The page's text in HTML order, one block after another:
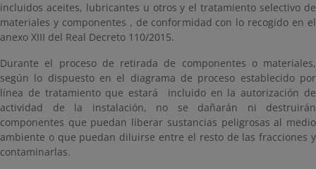
incluidos aceites, lubricantes u otros y el tratamiento selectivo de
materiales y componentes , de conformidad con lo recogido en el
anexo XIII del Real Decreto 110/2015.
Durante el proceso de retirada de componentes o materiales,
según lo dispuesto en el diagrama de proceso establecido por
línea de tratamiento que estará incluido en la autorización de
actividad de la instalación, no se dañarán ni destruirán
componentes que puedan liberar sustancias peligrosas al medio
ambiente o que puedan diluirse entre el resto de las fracciones y
contaminarlas.